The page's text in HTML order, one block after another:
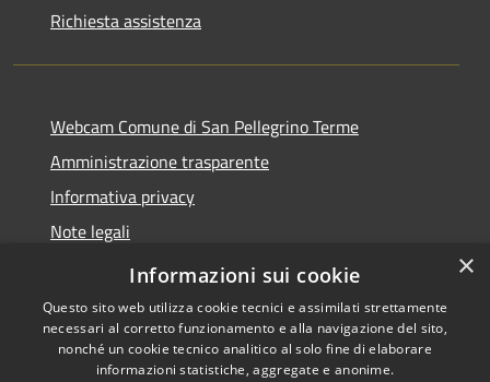
Richiesta assistenza
Webcam Comune di San Pellegrino Terme
Amministrazione trasparente
Informativa privacy
Note legali
Dichiarazione di accessibilità
Copyright © 2026 • Comune di
×
Informazioni sui cookie
Questo sito web utilizza cookie tecnici e assimilati strettamente
necessari al corretto funzionamento e alla navigazione del sito,
nonché un cookie tecnico analitico al solo fine di elaborare
informazioni statistiche, aggregate e anonime.